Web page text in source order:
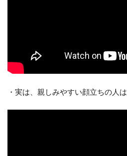
・実は、親しみやすい顔立ちの人は